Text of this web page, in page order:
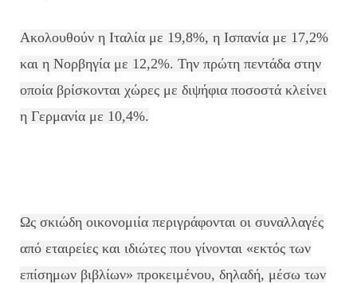
Ακολουθούν η Ιταλία με 19,8%, η Ισπανία με 17,2%
και η Νορβηγία με 12,2%. Την πρώτη πεντάδα στην
οποία βρίσκονται χώρες με διψήφια ποσοστά κλείνει
η Γερμανία με 10,4%.
Ως σκιώδη οικονομιία περιγράφονται οι συναλλαγές
από εταιρείες και ιδιώτες που γίνονται «εκτός των
επίσημων βιβλίων» προκειμένου, δηλαδή, μέσω των